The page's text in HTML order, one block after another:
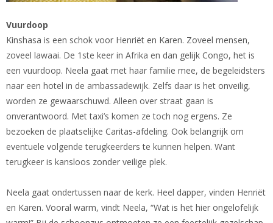
Vuurdoop
Kinshasa is een schok voor Henriët en Karen. Zoveel mensen,
zoveel lawaai. De 1ste keer in Afrika en dan gelijk Congo, het is
een vuurdoop. Neela gaat met haar familie mee, de begeleidsters
naar een hotel in de ambassadewijk. Zelfs daar is het onveilig,
worden ze gewaarschuwd. Alleen over straat gaan is
onverantwoord. Met taxi’s komen ze toch nog ergens. Ze
bezoeken de plaatselijke Caritas-afdeling. Ook belangrijk om
eventuele volgende terugkeerders te kunnen helpen. Want
terugkeer is kansloos zonder veilige plek.
Neela gaat ondertussen naar de kerk. Heel dapper, vinden Henriët
en Karen. Vooral warm, vindt Neela, “Wat is het hier ongelofelijk